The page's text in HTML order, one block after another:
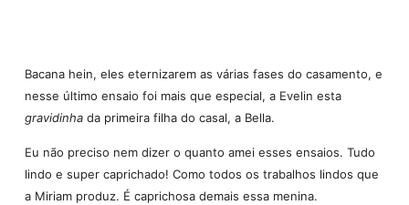
Bacana hein, eles eternizarem as várias fases do casamento, e
nesse último ensaio foi mais que especial, a Evelin esta
gravidinhada primeira filha do casal, a Bella.
Eu não preciso nem dizer o quanto amei esses ensaios. Tudo
lindo e super caprichado! Como todos os trabalhos lindos que
a Miriam produz. É caprichosa demais essa menina.